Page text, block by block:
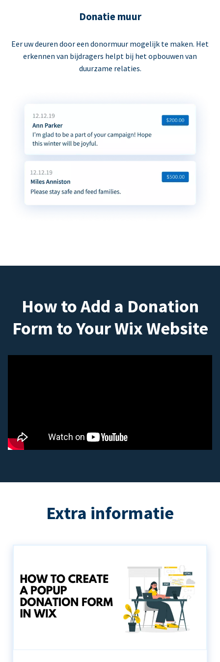
Donatie muur
Eer uw deuren door een donormuur mogelijk te maken. Het
erkennen van bijdragers helpt bij het opbouwen van
duurzame relaties.
How to Add a Donation
Form to Your Wix Website
Extra informatie